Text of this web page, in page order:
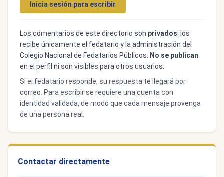
Inicia sesión para escribir
Los comentarios de este directorio son privados: los
recibe únicamente el fedatario y la administración del
Colegio Nacional de Fedatarios Públicos.
No se publican
en el perfil ni son visibles para otros usuarios.
Si el fedatario responde, su respuesta te llegará por
correo. Para escribir se requiere una cuenta con
identidad validada, de modo que cada mensaje provenga
de una persona real.
Contactar directamente